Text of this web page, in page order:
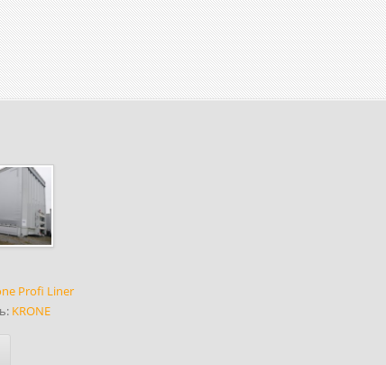
Profi Liner
KRONE